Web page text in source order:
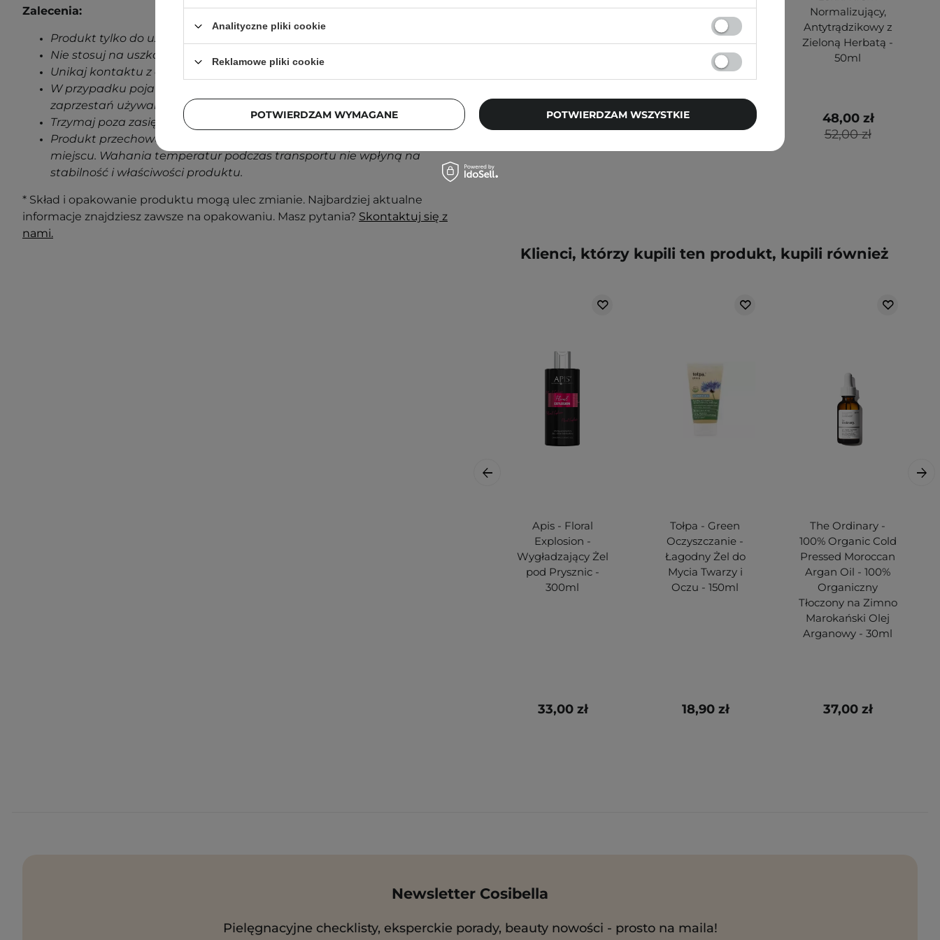
Zalecenia:
Produkt tylko do użytku zewnętrznego.
Nie stosuj na uszkodzoną skórę.
Unikaj kontaktu z oczami.
W przypadku pojawienia się jakichkolwiek oznak podrażnienia,
zaprzestań używania produktu.
Trzymaj poza zasięgiem dzieci.
Produkt przechowuj w temperaturze pokojowej, w zacienionym
miejscu. Wahania temperatur podczas transportu nie wpłyną na
stabilność i właściwości produktu.
* Skład i opakowanie produktu mogą ulec zmianie. Najbardziej aktualne
informacje znajdziesz zawsze na opakowaniu. Masz pytania? Skontaktuj się z
nami.
65,00 zł
55,00 zł
Hialuronowym i
Peptydem SNAP-
8™ - 30ml
80,00 zł
76,00 zł
Normalizujący,
Antytrądzikowy z
Zieloną Herbatą -
50ml
52,00 zł
48,00 zł
Klienci, którzy kupili ten produkt, kupili również
Apis - Floral
Explosion -
Wygładzający Żel
pod Prysznic -
300ml
33,00 zł
Tołpa - Green
Oczyszczanie -
Łagodny Żel do
Mycia Twarzy i
Oczu - 150ml
18,90 zł
The Ordinary -
100% Organic Cold
Pressed Moroccan
Argan Oil - 100%
Organiczny
Tłoczony na Zimno
Marokański Olej
Arganowy - 30ml
37,00 zł
Newsletter Cosibella
Pielęgnacyjne checklisty, eksperckie porady, beauty nowości - prosto na maila!
Analityczne pliki cookie
Reklamowe pliki cookie
POTWIERDZAM WYMAGANE POTWIERDZAM WSZYSTKIE